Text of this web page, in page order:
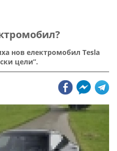
нов електромобил Tesla
цели”.